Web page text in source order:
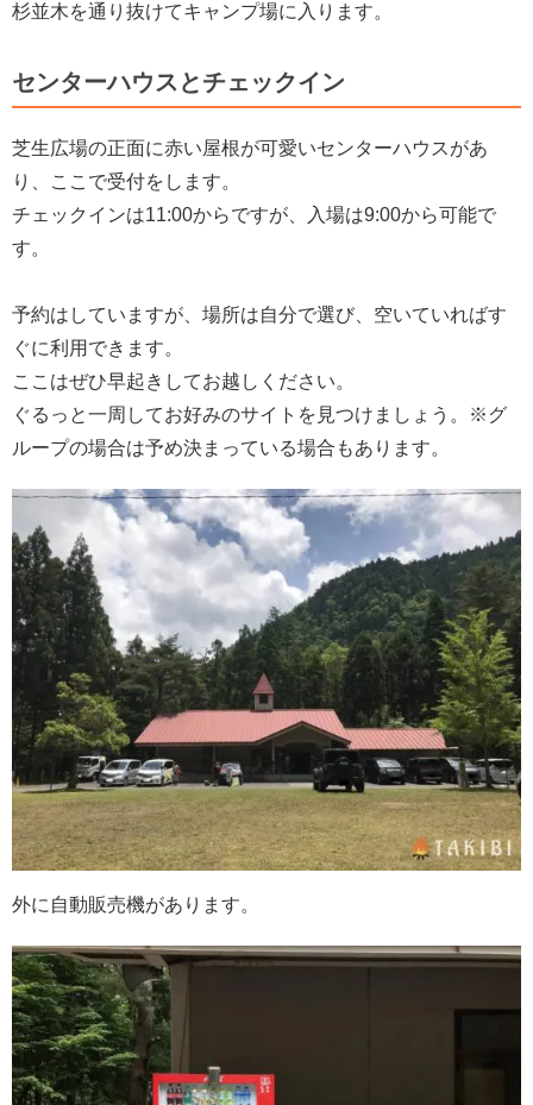
杉並木を通り抜けてキャンプ場に入ります。
センターハウスとチェックイン
芝生広場の正面に赤い屋根が可愛いセンターハウスがあ
り、ここで受付をします。
チェックインは11:00からですが、入場は9:00から可能で
す。
予約はしていますが、場所は自分で選び、空いていればす
ぐに利用できます。
ここはぜひ早起きしてお越しください。
ぐるっと一周してお好みのサイトを見つけましょう。※グ
ループの場合は予め決まっている場合もあります。
外に自動販売機があります。